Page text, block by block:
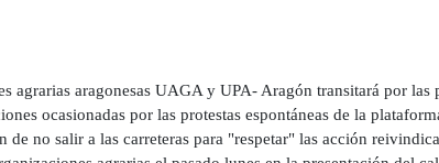
agrarias aragonesas UAGA y UPA- Aragón transitará por las
ocasionadas por las protestas espontáneas de la
no salir a las carreteras para "respetar" las acción